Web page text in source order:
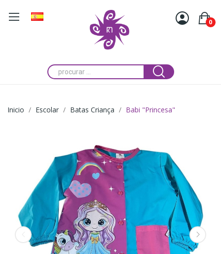
0
Inicio Escolar Batas Criança Babi "Princesa"